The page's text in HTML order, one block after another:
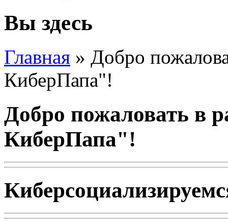
Вы здесь
Главная » Добро
КиберПапа"!
Добро пожаловать в
КиберПапа"!